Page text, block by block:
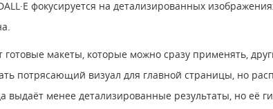
фокусируется на детализированных
макеты, которые можно сразу применять,
потрясающий визуал для главной страницы, но
менее детализированные результаты, но её